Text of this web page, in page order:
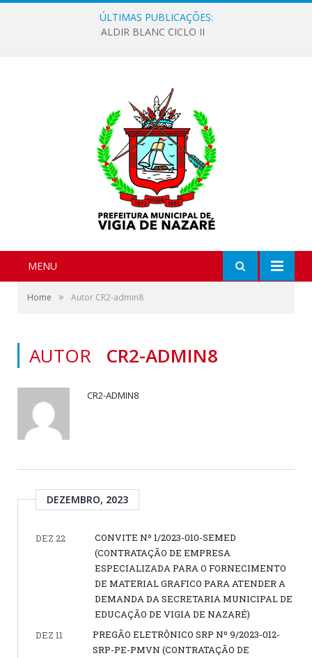
ÚLTIMAS PUBLICAÇÕES:
ALDIR BLANC CICLO II
MENU
Home » Autor CR2-admin8
AUTOR CR2-ADMIN8
CR2-ADMIN8
DEZEMBRO, 2023
DEZ 22
CONVITE Nº 1/2023-010-SEMED
(CONTRATAÇÃO DE EMPRESA
ESPECIALIZADA PARA O FORNECIMENTO
DE MATERIAL GRAFICO PARA ATENDER A
DEMANDA DA SECRETARIA MUNICIPAL DE
EDUCAÇÃO DE VIGIA DE NAZARÉ)
DEZ 11
PREGÃO ELETRÔNICO SRP Nº 9/2023-012-
SRP-PE-PMVN (CONTRATAÇÃO DE